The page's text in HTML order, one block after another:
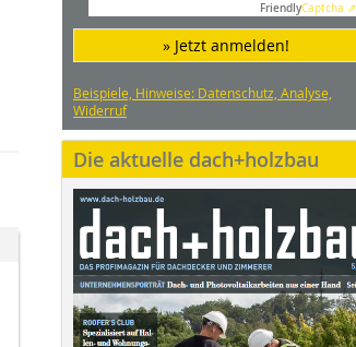
FriendlyCaptcha ⇗
» Jetzt anmelden!
Beispiele, Hinweise: Datenschutz, Analyse,
Widerruf
Die aktuelle dach+holzbau